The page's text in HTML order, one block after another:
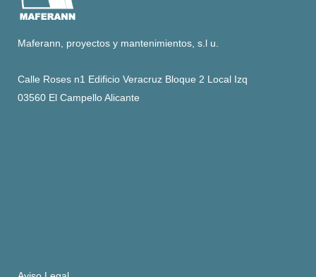
Maferann, proyectos y mantenimientos, s.l u.
Calle Roses n1 Edificio Veracruz Bloque 2 Local Izq
03560 El Campello Alicante